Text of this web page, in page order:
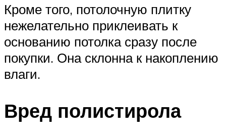
Кроме того, потолочную плитку
нежелательно приклеивать к
основанию потолка сразу после
покупки. Она склонна к накоплению
влаги.
Вред полистирола